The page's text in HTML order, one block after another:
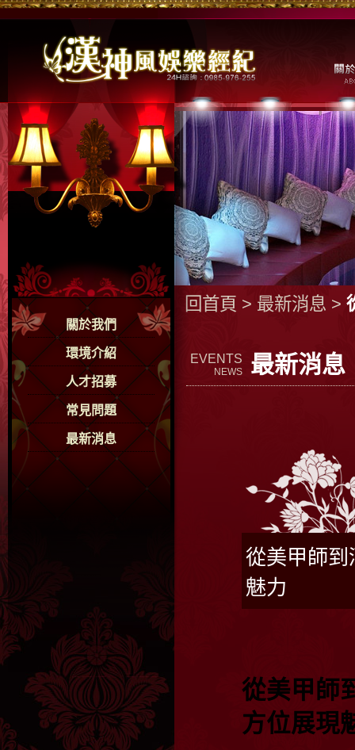
關於我們
環境介紹
人才招募
常見問題
最新消息
回首頁 > 最新消息 >
EVENTS
NEWS 最新消息
從美甲師
魅力
從美甲師
方位展現